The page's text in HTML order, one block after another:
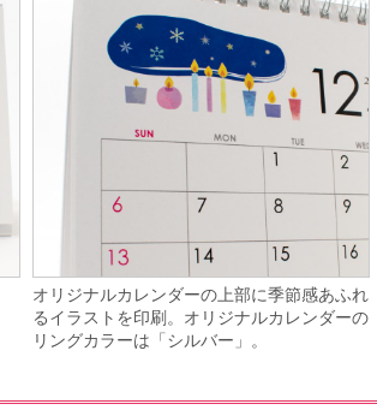
オリジナルカレンダーの上部に季節感あふれ
るイラストを印刷。オリジナルカレンダーの
リングカラーは「シルバー」。